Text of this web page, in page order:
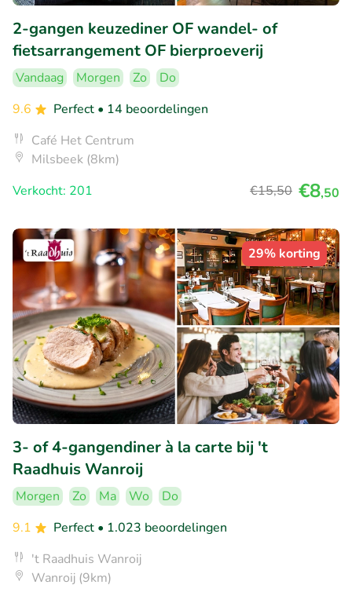
2-gangen keuzediner OF wandel- of
fietsarrangement OF bierproeverij
Vandaag Morgen Zo
Do
9.6
Perfect • 14 beoordelingen
Café Het Centrum
Milsbeek (8km)
Verkocht: 201
€15,50 €8,50
29% korting
3- of 4-gangendiner à la carte bij 't
Raadhuis Wanroij
Morgen Zo Ma Wo
Do
9.1
Perfect • 1.023 beoordelingen
't Raadhuis Wanroij
Wanroij (9km)